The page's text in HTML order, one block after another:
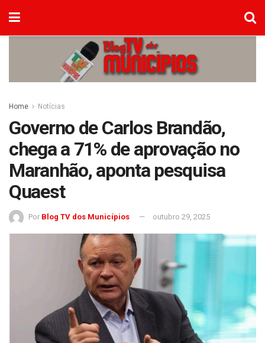
Home Notícias
Governo de Carlos Brandão,
chega a 71% de aprovação no
Maranhão, aponta pesquisa
Quaest
Por Blog TV dos Municípios outubro 29, 2025